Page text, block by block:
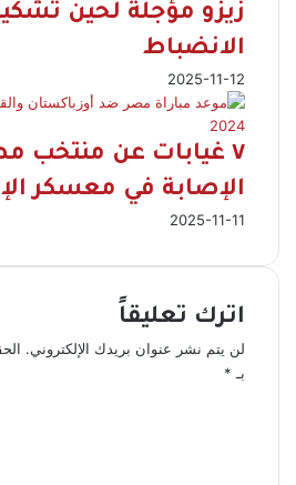
زيزو مؤجلة لحين
الانضباط
2025-11-12
٧ غيابات عن منتخب
الإصابة في معسكر
2025-11-11
اترك تعليقاً
لن يتم نشر عنوان بريدك الإلكتروني.
بـ *